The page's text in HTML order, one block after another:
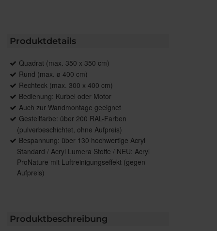
Produktdetails
Quadrat (max. 350 x 350 cm)
Rund (max. ø 400 cm)
Rechteck (max. 300 x 400 cm)
Bedienung: Kurbel oder Motor
Auch zur Wandmontage geeignet
Gestellfarbe: über 200 RAL-Farben
(pulverbeschichtet, ohne Aufpreis)
Bespannung: über 130 hochwertige Acryl
Standard / Acryl Lumera Stoffe / NEU: Acryl
ProNature mit Luftreinigungseffekt (gegen
Aufpreis)
Produktbeschreibung